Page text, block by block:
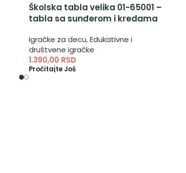
Školska tabla velika 01-65001 –
tabla sa sunđerom i kredama
Igračke za decu,Edukativne i
društvene igračke
1.390,00 RSD
Pročitajte Još